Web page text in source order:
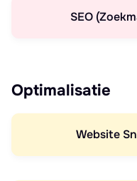
SEO
Optimalisatie
Website